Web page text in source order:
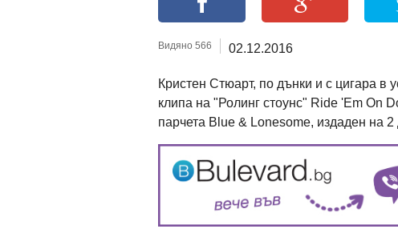
Видяно 566 02.12.2016
Кристен Стюарт, по дънки и с цигара в
клипа на "Ролинг стоунс" Ride 'Em On
парчета Blue & Lonesome, издаден на 2